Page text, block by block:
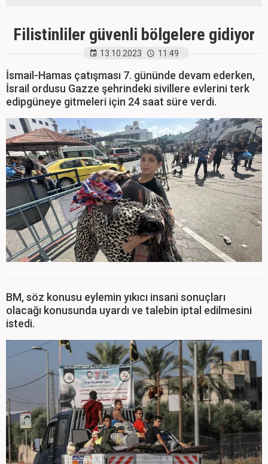
Filistinliler güvenli bölgelere gidiyor
13.10.2023 11:49
İsmail-Hamas çatışması 7. gününde devam ederken,
İsrail ordusu Gazze şehrindeki sivillere evlerini terk
edipgüneye gitmeleri için 24 saat süre verdi.
BM, söz konusu eylemin yıkıcı insani sonuçları
olacağı konusunda uyardı ve talebin iptal edilmesini
istedi.